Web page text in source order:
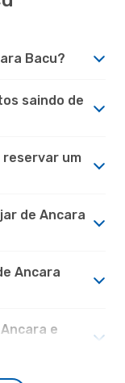
Bacu?
saindo de
reservar um
de Ancara
Ancara
e